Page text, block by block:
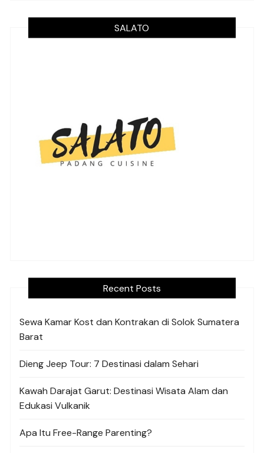
SALATO
Recent Posts
Sewa Kamar Kost dan Kontrakan di Solok Sumatera
Barat
Dieng Jeep Tour: 7 Destinasi dalam Sehari
Kawah Darajat Garut: Destinasi Wisata Alam dan
Edukasi Vulkanik
Apa Itu Free-Range Parenting?